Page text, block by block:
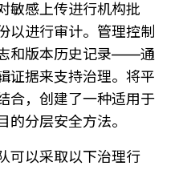
敏感上传进行机构批
以进行审计。管理控制
和版本历史记录——通
证据来支持治理。将平
合，创建了一种适用于
的分层安全方法。
可以采取以下治理行